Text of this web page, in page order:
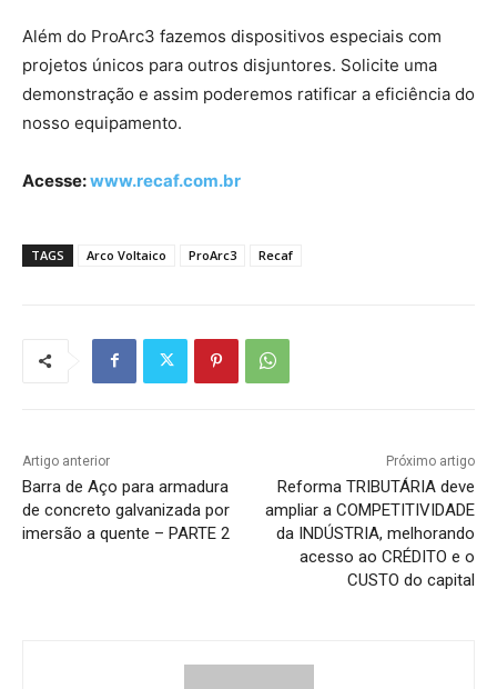
Além do ProArc3 fazemos dispositivos especiais com
projetos únicos para outros disjuntores. Solicite uma
demonstração e assim poderemos ratificar a eficiência do
nosso equipamento.
Acesse:www.recaf.com.br
TAGS Arco Voltaico ProArc3 Recaf
Artigo anterior
Barra de Aço para armadura
de concreto galvanizada por
imersão a quente – PARTE 2
Próximo artigo
Reforma TRIBUTÁRIA deve
ampliar a COMPETITIVIDADE
da INDÚSTRIA, melhorando
acesso ao CRÉDITO e o
CUSTO do capital